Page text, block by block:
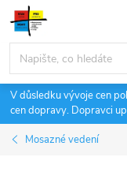
Přejít
obsah
V důsledku vývoje cen
cen dopravy. Dopravci
Mosazné vedení